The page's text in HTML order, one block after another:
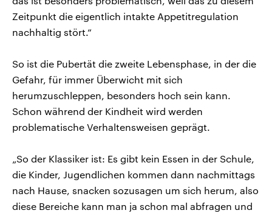
Zeitpunkt die eigentlich intakte Appetitregulation
nachhaltig stört.“
So ist die Pubertät die zweite Lebensphase, in der die
Gefahr, für immer Überwicht mit sich
herumzuschleppen, besonders hoch sein kann.
Schon während der Kindheit wird werden
problematische Verhaltensweisen geprägt.
„So der Klassiker ist: Es gibt kein Essen in der Schule,
die Kinder, Jugendlichen kommen dann nachmittags
nach Hause, snacken sozusagen um sich herum, also
diese Bereiche kann man ja schon mal abfragen und